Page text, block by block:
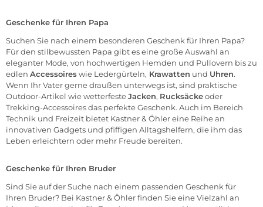
Geschenke für Ihren Papa
Suchen Sie nach einem besonderen Geschenk für Ihren Papa?
Für den stilbewussten Papa gibt es eine große Auswahl an
eleganter Mode, von hochwertigen Hemden und Pullovern bis zu
edlen Accessoireswie Ledergürteln, Krawatten und Uhren.
Wenn Ihr Vater gerne draußen unterwegs ist, sind praktische
Outdoor-Artikel wie wetterfesteJacken, Rucksäckeoder
Trekking-Accessoires das perfekte Geschenk. Auch im Bereich
Technik und Freizeit bietet Kastner & Öhler eine Reihe an
innovativen Gadgets und pfiffigen Alltagshelfern, die ihm das
Leben erleichtern oder mehr Freude bereiten.
Geschenke für Ihren Bruder
Sind Sie auf der Suche nach einem passenden Geschenk für
Ihren Bruder? Bei Kastner & Öhler finden Sie eine Vielzahl an